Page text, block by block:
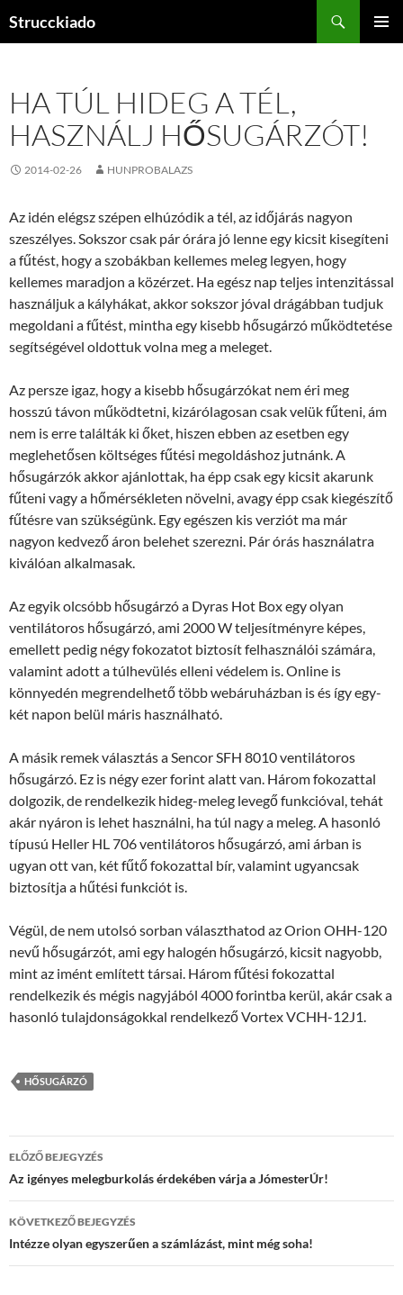
Strucckiado
HA TÚL HIDEG A TÉL,
HASZNÁLJ HŐSUGÁRZÓT!
2014-02-26 HUNPROBALAZS
Az idén elégsz szépen elhúzódik a tél, az időjárás nagyon
szeszélyes. Sokszor csak pár órára jó lenne egy kicsit kisegíteni
a fűtést, hogy a szobákban kellemes meleg legyen, hogy
kellemes maradjon a közérzet. Ha egész nap teljes intenzitással
használjuk a kályhákat, akkor sokszor jóval drágábban tudjuk
megoldani a fűtést, mintha egy kisebb hősugárzó működtetése
segítségével oldottuk volna meg a meleget.
Az persze igaz, hogy a kisebb hősugárzókat nem éri meg
hosszú távon működtetni, kizárólagosan csak velük fűteni, ám
nem is erre találták ki őket, hiszen ebben az esetben egy
meglehetősen költséges fűtési megoldáshoz jutnánk. A
hősugárzók akkor ajánlottak, ha épp csak egy kicsit akarunk
fűteni vagy a hőmérsékleten növelni, avagy épp csak kiegészítő
fűtésre van szükségünk. Egy egészen kis verziót ma már
nagyon kedvező áron belehet szerezni. Pár órás használatra
kiválóan alkalmasak.
Az egyik olcsóbb hősugárzó a Dyras Hot Box egy olyan
ventilátoros hősugárzó, ami 2000 W teljesítményre képes,
emellett pedig négy fokozatot biztosít felhasználói számára,
valamint adott a túlhevülés elleni védelem is. Online is
könnyedén megrendelhető több webáruházban is és így egy-
két napon belül máris használható.
A másik remek választás a Sencor SFH 8010 ventilátoros
hősugárzó. Ez is négy ezer forint alatt van. Három fokozattal
dolgozik, de rendelkezik hideg-meleg levegő funkcióval, tehát
akár nyáron is lehet használni, ha túl nagy a meleg. A hasonló
típusú Heller HL 706 ventilátoros hősugárzó, ami árban is
ugyan ott van, két fűtő fokozattal bír, valamint ugyancsak
biztosítja a hűtési funkciót is.
Végül, de nem utolsó sorban választhatod az Orion OHH-120
nevű hősugárzót, ami egy halogén hősugárzó, kicsit nagyobb,
mint az imént említett társai. Három fűtési fokozattal
rendelkezik és mégis nagyjából 4000 forintba kerül, akár csak a
hasonló tulajdonságokkal rendelkező Vortex VCHH-12J1.
HŐSUGÁRZÓ
Bejegyzések
navigációja
ELŐZŐ BEJEGYZÉS
Az igényes melegburkolás érdekében várja a JómesterÚr!
KÖVETKEZŐ BEJEGYZÉS
Intézze olyan egyszerűen a számlázást, mint még soha!